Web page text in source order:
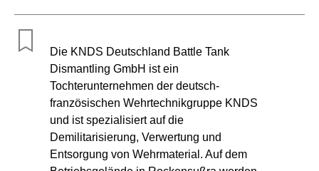
Die KNDS Deutschland Battle Tank
Dismantling GmbH ist ein
Tochterunternehmen der deutsch-
französischen Wehrtechnikgruppe KNDS
und ist spezialisiert auf die
Demilitarisierung, Verwertung und
Entsorgung von Wehrmaterial. Auf dem